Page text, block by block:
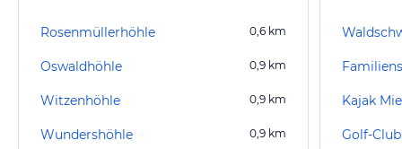
Rosenmüllerhöhle 0,6 km
Oswaldhöhle 0,9 km
Witzenhöhle 0,9 km
Wundershöhle 0,9 km